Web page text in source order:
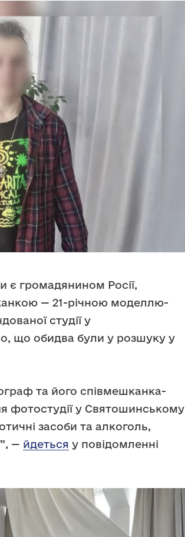
є громадянином Росії,
— 21-річною моделлю-
студії у
що обидва були у розшуку у
та його співмешканка-
фотостудії у Святошинському
засоби та алкоголь,
— йдеться у повідомленні